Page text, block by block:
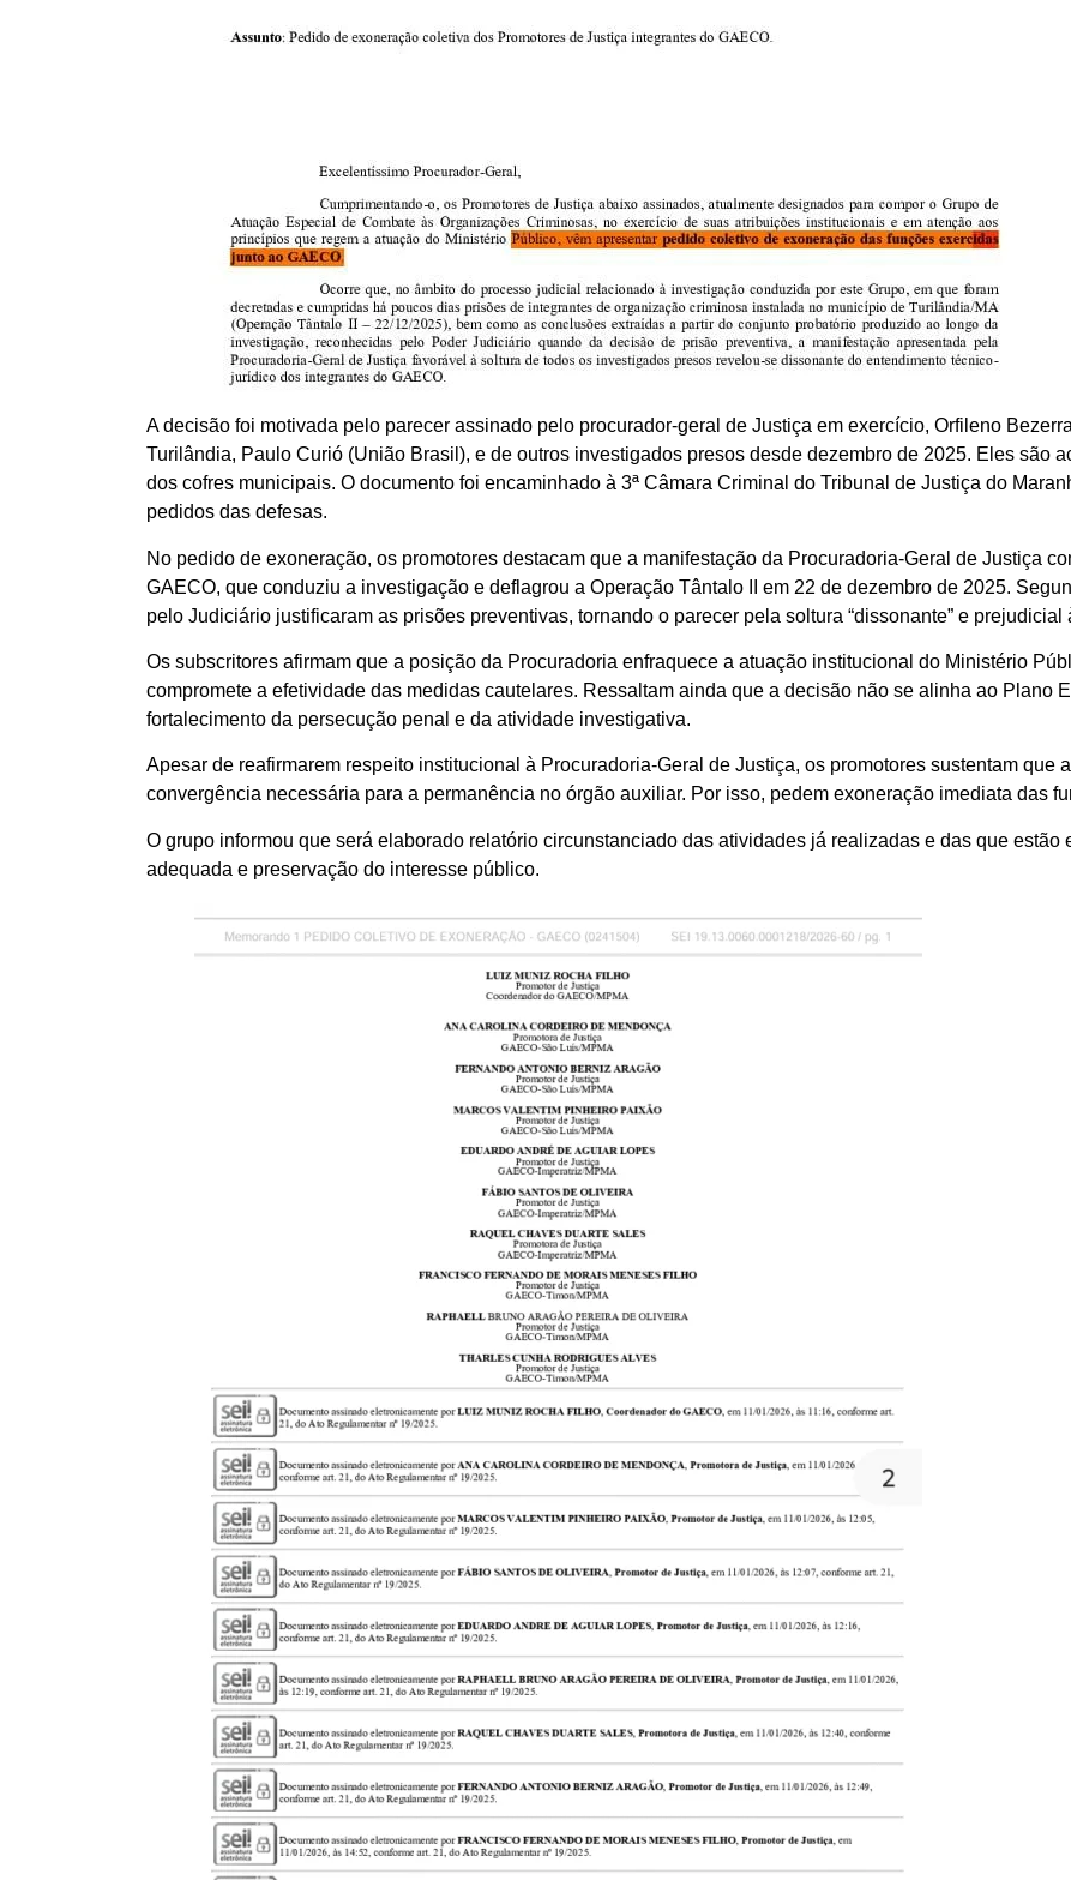
A decisão foi motivada pelo parecer assinado pelo procurador-geral de Justiça em exercício, Orfileno
Turilândia, Paulo Curió (União Brasil), e de outros investigados presos desde dezembro de 2025. Eles são
dos cofres municipais. O documento foi encaminhado à 3ª Câmara Criminal do Tribunal de Justiça do
pedidos das defesas.
No pedido de exoneração, os promotores destacam que a manifestação da Procuradoria-Geral de Justiça
GAECO, que conduziu a investigação e deflagrou a Operação Tântalo II em 22 de dezembro de 2025.
pelo Judiciário justificaram as prisões preventivas, tornando o parecer pela soltura “dissonante” e
Os subscritores afirmam que a posição da Procuradoria enfraquece a atuação institucional do Ministério
compromete a efetividade das medidas cautelares. Ressaltam ainda que a decisão não se alinha ao Plano
fortalecimento da persecução penal e da atividade investigativa.
Apesar de reafirmarem respeito institucional à Procuradoria-Geral de Justiça, os promotores sustentam que
convergência necessária para a permanência no órgão auxiliar. Por isso, pedem exoneração imediata das
O grupo informou que será elaborado relatório circunstanciado das atividades já realizadas e das que estão
adequada e preservação do interesse público.